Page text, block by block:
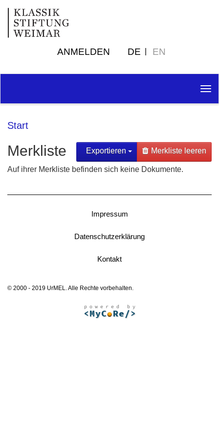
ANMELDEN DE EN
Start
Exportieren Merkliste leeren
Merkliste
Auf ihrer Merkliste befinden sich keine Dokumente.
Impressum
Datenschutzerklärung
Kontakt
© 2000 - 2019 UrMEL. Alle Rechte vorbehalten.